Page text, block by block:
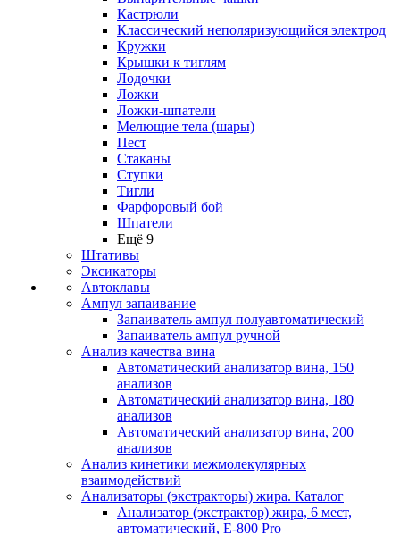
Кастрюли
Классический неполяризующийся электрод
Кружки
Крышки к тиглям
Лодочки
Ложки
Ложки-шпатели
Мелющие тела (шары)
Пест
Стаканы
Ступки
Тигли
Фарфоровый бой
Шпатели
Ещё 9
Штативы
Эксикаторы
Автоклавы
Ампул запаивание
Запаиватель ампул полуавтоматический
Запаиватель ампул ручной
Анализ качества вина
Автоматический анализатор вина, 150
анализов
Автоматический анализатор вина, 180
анализов
Автоматический анализатор вина, 200
анализов
Анализ кинетики межмолекулярных
взаимодействий
Анализаторы (экстракторы) жира. Каталог
Анализатор (экстрактор) жира, 6 мест,
автоматический, E-800 Pro